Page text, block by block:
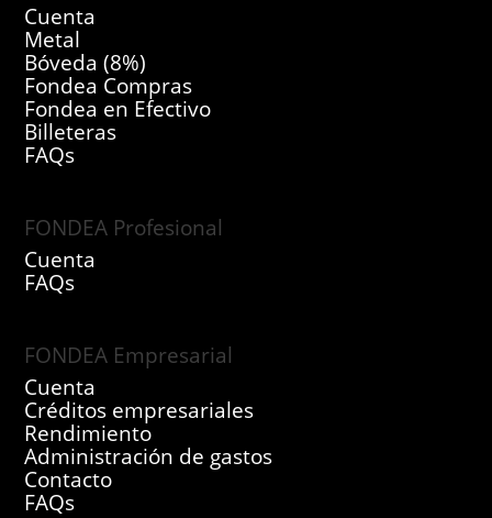
Cuenta
Metal
Bóveda (8%)
Fondea Compras
Fondea en Efectivo
Billeteras
FAQs
FONDEA Profesional
Cuenta
FAQs
FONDEA Empresarial
Cuenta
Créditos empresariales
Rendimiento
Administración de gastos
Contacto
FAQs